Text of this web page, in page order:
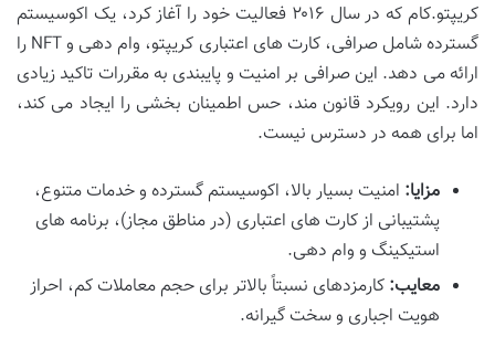
کریپتو.کام که در سال ۲۰۱۶ فعالیت خود را آغاز کرد، یک اکوسیستم
گسترده شامل صرافی، کارت های اعتباری کریپتو، وام دهی و NFT را
ارائه می دهد. این صرافی بر امنیت و پایبندی به مقررات تاکید زیادی
دارد. این رویکرد قانون مند، حس اطمینان بخشی را ایجاد می کند،
اما برای همه در دسترس نیست.
مزایا: امنیت بسیار بالا، اکوسیستم گسترده و خدمات متنوع،
پشتیبانی از کارت های اعتباری (در مناطق مجاز)، برنامه های
استیکینگ و وام دهی.
معایب: کارمزدهای نسبتاً بالاتر برای حجم معاملات کم، احراز
هویت اجباری و سخت گیرانه.